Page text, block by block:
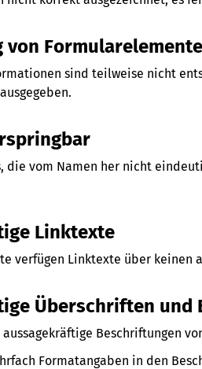
von
sind teilweise nicht
die vom Namen her nicht
Linktexte
verfügen Linktexte über
Überschriften und
Beschriftungen
Formatangaben in den